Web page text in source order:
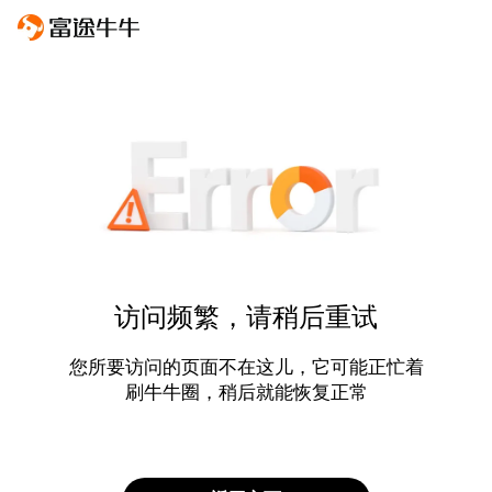
访问频繁，请稍后重试
您所要访问的页面不在这儿，它可能正忙着
刷牛牛圈，稍后就能恢复正常